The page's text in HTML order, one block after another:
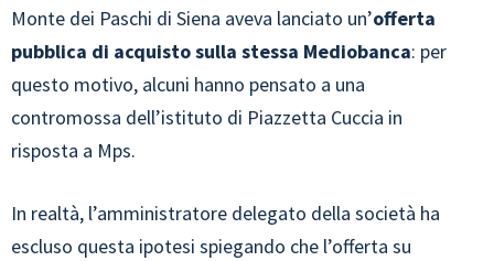
Monte dei Paschi di Siena aveva lanciato un’offerta
pubblica di acquisto sulla stessa Mediobanca: per
questo motivo, alcuni hanno pensato a una
contromossa dell’istituto di Piazzetta Cuccia in
risposta a Mps.
In realtà, l’amministratore delegato della società ha
escluso questa ipotesi spiegando che l’offerta su